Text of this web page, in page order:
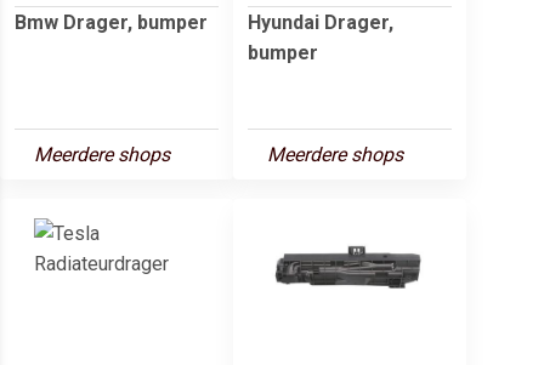
Bmw Drager, bumper
Meerdere shops
Hyundai Drager,
bumper
Meerdere shops